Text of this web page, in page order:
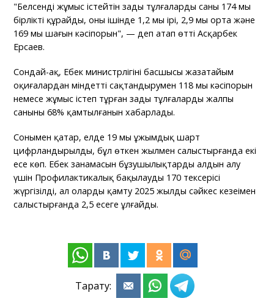
"Белсенді жұмыс істейтін заңды тұлғалардың саны 174 мың
бірлікті құрайды, оның ішінде 1,2 мың ірі, 2,9 мың орта және
169 мың шағын кәсіпорын", — деп атап өтті Асқарбек
Ерсаев.
Сондай-ақ, Еңбек министрлігінің басшысы жазатайым
оқиғалардан міндетті сақтандырумен 118 мың кәсіпорын
немесе жұмыс істеп тұрған заңды тұлғалардың жалпы
санының 68% қамтылғанын хабарлады.
Сонымен қатар, елде 19 мың ұжымдық шарт
цифрландырылды, бұл өткен жылмен салыстырғанда екі
есе көп. Еңбек заңнамасын бұзушылықтардың алдын алу
үшін Профилактикалық бақылаудың 170 тексерісі
жүргізілді, ал оларды қамту 2025 жылдың сәйкес кезеңімен
салыстырғанда 2,5 есеге ұлғайды.
Тарату: